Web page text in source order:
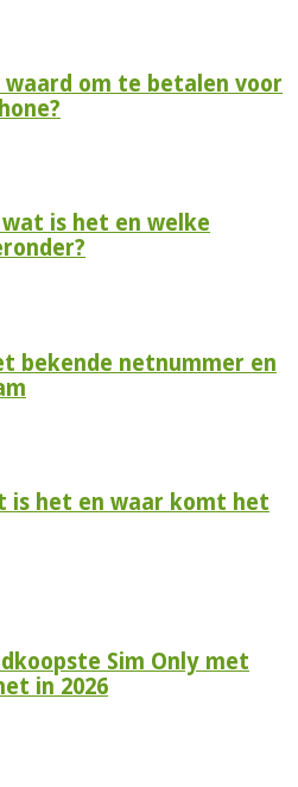
om te betalen voor
is het en welke
bekende netnummer en
is het en waar komt het
Sim Only met
in 2026